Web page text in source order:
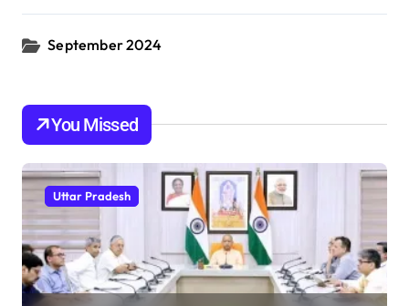
September 2024
You Missed
Uttar Pradesh